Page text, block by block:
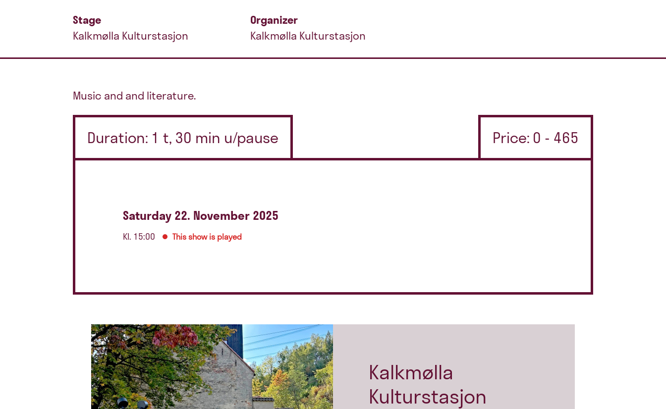
Stage
Kalkmølla Kulturstasjon
Organizer
Kalkmølla Kulturstasjon
Music and and literature.
Price: 0 - 465
Duration: 1 t, 30 min u/pause
Saturday 22. November 2025
Kl. 15:00 This show is played
Kalkmølla
Kulturstasjon